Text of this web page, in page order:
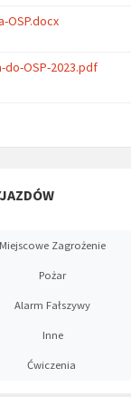
OSP.docx
OSP-2023.pdf
Miejscowe Zagrożenie
Pożar
Alarm Fałszywy
Inne
Ćwiczenia